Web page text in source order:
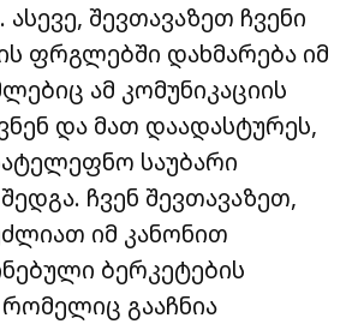
შევთავაზეთ ჩვენი
ფრგლებში დახმარება იმ
ამ კომუნიკაციის
და მათ დაადასტურეს,
საუბარი
ჩვენ შევთავაზეთ,
იმ კანონით
ბერკეტების
რომელიც გააჩნია